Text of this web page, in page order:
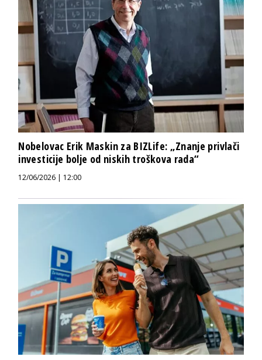
Nobelovac Erik Maskin za BIZLife: „Znanje privlači
investicije bolje od niskih troškova rada“
12/06/2026 | 12:00